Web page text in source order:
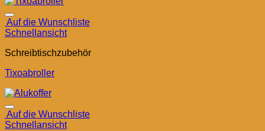
Auf die Wunschliste
Schnellansicht
Schreibtischzubehör
Tixoabroller
Auf die Wunschliste
Schnellansicht